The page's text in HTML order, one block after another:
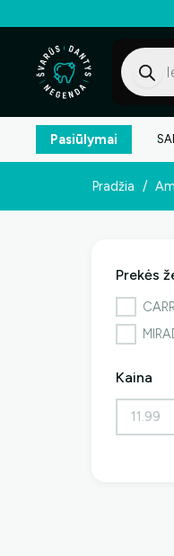
search
Pasiūlymai
Pradžia /
Prekės
Kaina